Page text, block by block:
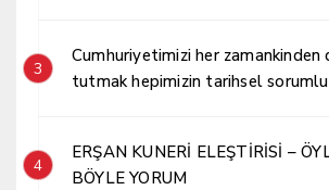
3
Cumhuriyetimizi her zamankinden
tutmak hepimizin tarihsel
4
ERŞAN KUNERİ ELEŞTİRİSİ –
BÖYLE YORUM